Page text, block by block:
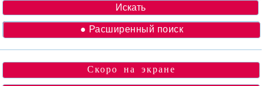
● Расширенный поиск
Скоро на экране